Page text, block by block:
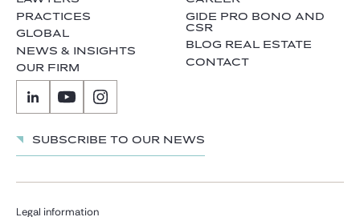
PRACTICES
GLOBAL
NEWS & INSIGHTS
OUR FIRM
GIDE PRO BONO AND
CSR
BLOG REAL ESTATE
CONTACT
Subscribe to our news
Legal information